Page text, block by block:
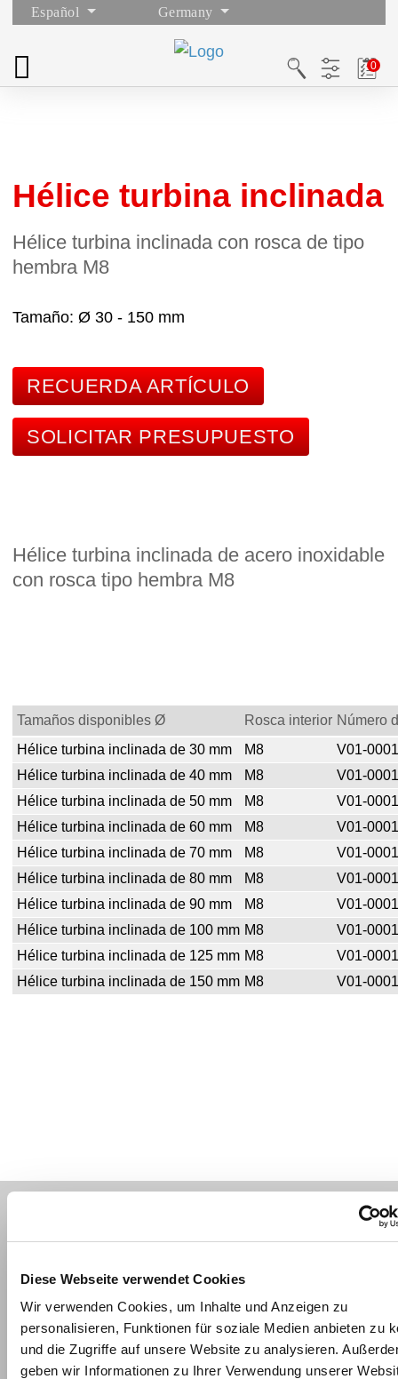
Diese Webseite verwendet Cookies
Wir verwenden Cookies, um Inhalte und Anzeigen zu
personalisieren, Funktionen für soziale Medien anbieten zu
und die Zugriffe auf unsere Website zu analysieren.
geben wir Informationen zu Ihrer Verwendung unserer
Español Germany
Hélice turbina inclinada
Hélice turbina inclinada con rosca de tipo
hembra M8
Tamaño Ø 30 - 150 mm
RECUERDA ARTÍCULO
SOLICITAR PRESUPUESTO
Hélice turbina inclinada de acero inoxidable
con rosca tipo hembra M8
Tamaños disponibles Ø Rosca interior Número
Hélice turbina inclinada de 30 mm
M8
V01-
Hélice turbina inclinada de 40 mm
M8
V01-
Hélice turbina inclinada de 50 mm
M8
V01-
Hélice turbina inclinada de 60 mm
M8
V01-
Hélice turbina inclinada de 70 mm
M8
V01-
Hélice turbina inclinada de 80 mm
M8
V01-
Hélice turbina inclinada de 90 mm
M8
V01-
Hélice turbina inclinada de 100 mm M8
V01-
Hélice turbina inclinada de 125 mm M8
V01-
Hélice turbina inclinada de 150 mm M8 V01-
DISPERMAT® Dispersores al vacío
DISPERMAT® Dispersores para productos muy
viscosos